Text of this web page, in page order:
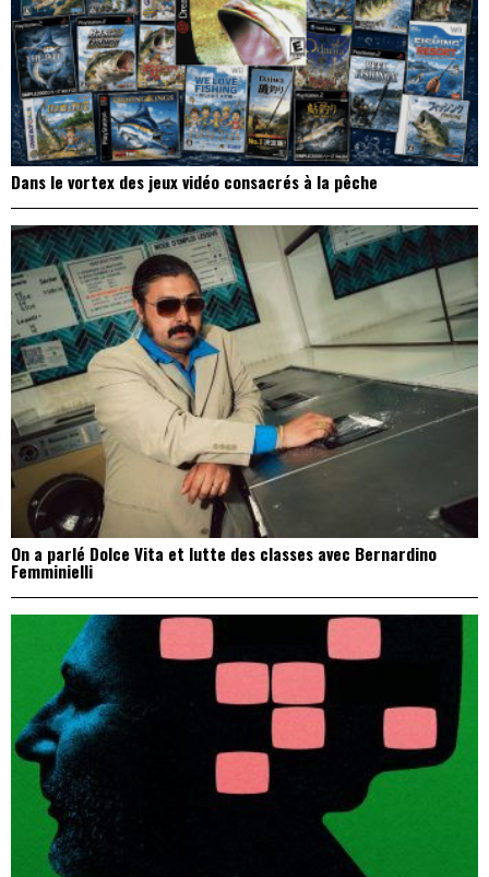
Dans le vortex des jeux vidéo consacrés à la pêche
On a parlé Dolce Vita et lutte des classes avec Bernardino
Femminielli